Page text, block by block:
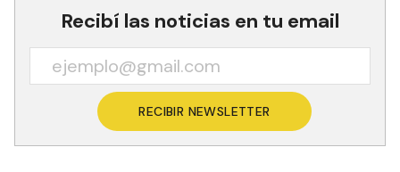
Recibí las noticias en tu email
RECIBIR NEWSLETTER